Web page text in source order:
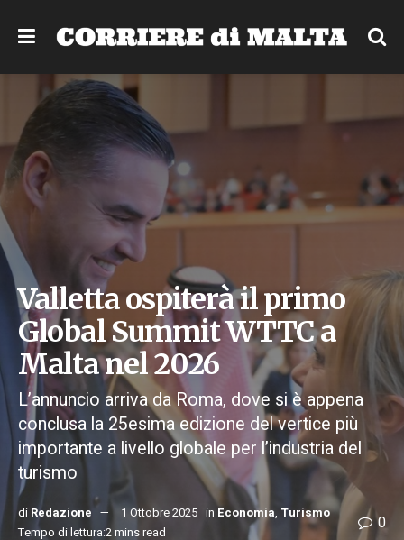
Valletta ospiterà il primo
Global Summit WTTC a
Malta nel 2026
L’annuncio arriva da Roma, dove si è appena
conclusa la 25esima edizione del vertice più
importante a livello globale per l’industria del
turismo
di Redazione 1 Ottobre 2025 in Economia, Turismo
Tempo di lettura:2 mins read
0